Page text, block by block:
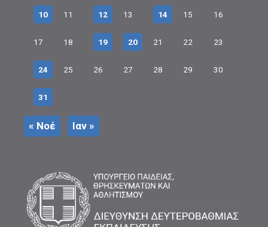
10 11 12 13 14 15 16
17 18 19 20 21 22 23
24 25 26 27 28 29 30
31
« Νοέ Ιαν »